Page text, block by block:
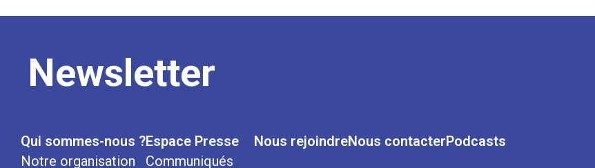
Newsletter
Qui sommes-nous ?
Notre organisation
Espace Presse
Communiqués
Nous rejoindreNous contacterPodcasts